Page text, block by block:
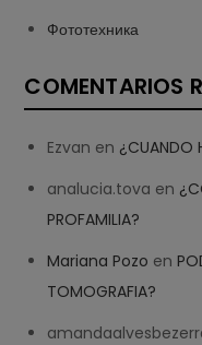
Фототехника
COMENTARIOS
Ezvan en ¿CUANDO
analucia.tova en
PROFAMILIA?
Mariana Pozo en
TOMOGRAFIA?